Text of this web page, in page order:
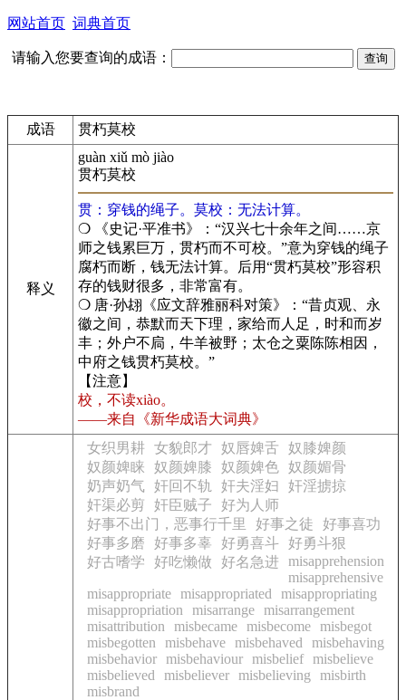
网站首页 词典首页
请输入您要查询的成语：
成语 贯朽莫校
释义
guàn xiǔ mò jiào
贯朽莫校
贯：穿钱的绳子。莫校：无法计算。
❍ 《史记·平准书》：“汉兴七十余年之间……京
师之钱累巨万，贯朽而不可校。”意为穿钱的绳子
腐朽而断，钱无法计算。后用“贯朽莫校”形容积
存的钱财很多，非常富有。
❍ 唐·孙翃《应文辞雅丽科对策》：“昔贞观、永
徽之间，恭默而天下理，家给而人足，时和而岁
丰；外户不扃，牛羊被野；太仓之粟陈陈相因，
中府之钱贯朽莫校。”
【注意】
校，不读xiào。
——来自《新华成语大词典》
女织男耕 女貌郎才 奴唇婢舌
奴膝婢颜
奴颜婢睐
奴颜婢膝 奴颜婢色 奴颜媚骨
奶声奶气 奸回不轨 奸夫淫妇
奸淫掳掠
奸渠必剪
奸臣贼子
好为人师
好事不出门，恶事行千里
好事之徒
好事喜功
好事多磨
好事多辜 好勇喜斗 好勇斗狠
好古嗜学
好吃懒做 好名急进
misapprehension
misapprehensive
misappropriate misappropriated
misappropriating
misappropriation
misarrange misarrangement
misattribution
misbecame misbecome misbegot
misbegotten
misbehave misbehaved
misbehaving
misbehavior misbehaviour misbelief misbelieve
misbelieved
misbeliever misbelieving
misbirth
misbrand